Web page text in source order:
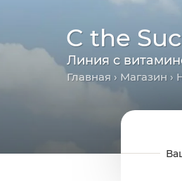
C the
Линия с
Главная › Магазин ›